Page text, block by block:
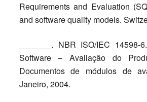
Requirements and Evaluation
and software quality models.
_______. NBR ISO/IEC 14598-
Software – Avaliação do
Documentos de módulos de
Janeiro, 2004.